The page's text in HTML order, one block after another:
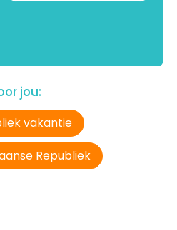
jou:
vakantie
Republiek